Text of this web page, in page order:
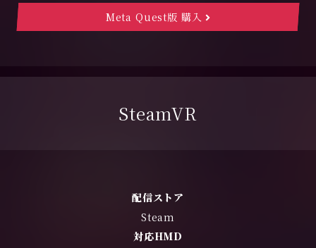
Meta Quest版 購入
SteamVR
配信ストア
Steam
対応HMD